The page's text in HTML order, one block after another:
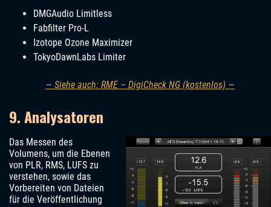
DMGAudio Limitless
Fabfilter Pro-L
Izotope Ozone Maximizer
TokyoDawnLabs Limiter
— Siehe auch: RME – DigiCheck NG (kostenlos) —
9. Analysatoren
Das Messen des
Volumens, um die Ebenen
von PLR, RMS, LUFS zu
verstehen, sowie das
Vorbereiten von Dateien
für die Veröffentlichung